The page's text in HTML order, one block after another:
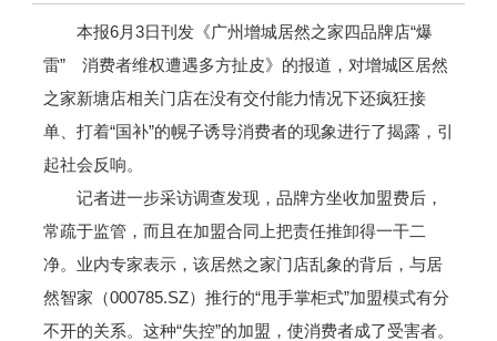
本报6月3日刊发《广州增城居然之家四品牌店“爆
雷” 消费者维权遭遇多方扯皮》的报道，对增城区居然
之家新塘店相关门店在没有交付能力情况下还疯狂接
单、打着“国补”的幌子诱导消费者的现象进行了揭露，引
起社会反响。
记者进一步采访调查发现，品牌方坐收加盟费后，
常疏于监管，而且在加盟合同上把责任推卸得一干二
净。业内专家表示，该居然之家门店乱象的背后，与居
然智家（000785.SZ）推行的“甩手掌柜式”加盟模式有分
不开的关系。这种“失控”的加盟，使消费者成了受害者。